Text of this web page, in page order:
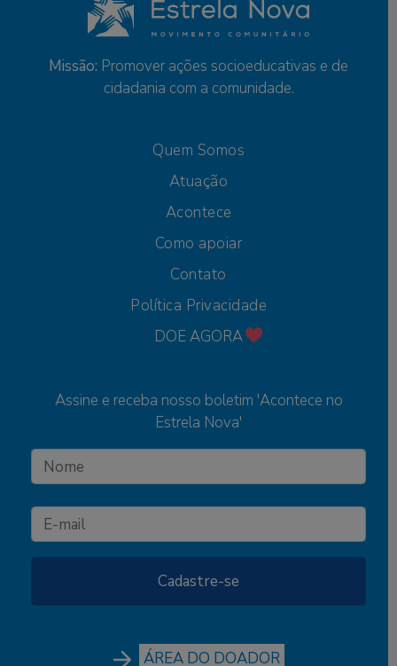
Missão: Promover ações socioeducativas e de
cidadania com a comunidade.
Quem Somos
Atuação
Acontece
Como apoiar
Contato
Política Privacidade
DOE AGORA
Assine e receba nosso boletim 'Acontece no
Estrela Nova'
ÁREA DO DOADOR